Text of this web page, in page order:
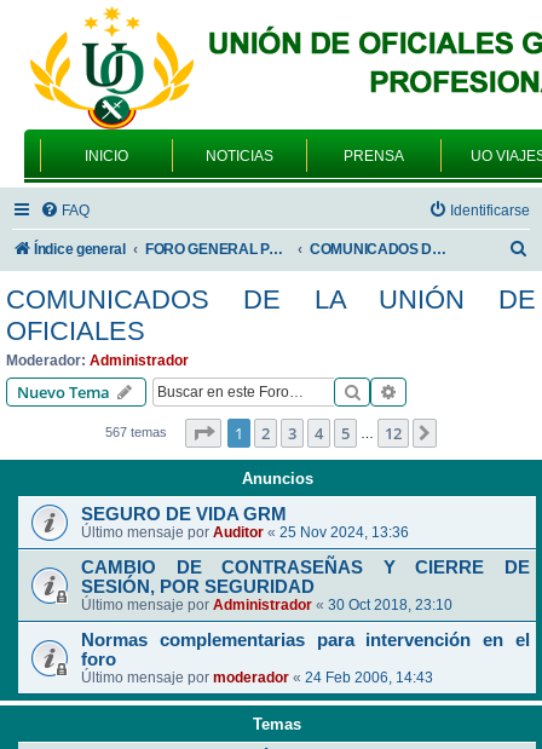
INICIO NOTICIAS PRENSA UO
FAQ Identificarse
Índice general FORO GENERAL PARA TODOS LOS USUARIOS COMUNICADOS DE LA UNIÓN DE OFICIALES
s
COMUNICADOS DE LA UNIÓN DE
OFICIALES
Moderador: Administrador
Nuevo Tema Buscar
567 temas Página de 12
1 2 3 4 5 … 12
Anuncios
SEGURO DE VIDA GRM
Último mensaje por Auditor « 25 Nov 2024, 13:36
CAMBIO DE CONTRASEÑAS Y CIERRE DE
SESIÓN, POR SEGURIDAD
Último mensaje por Administrador « 30 Oct 2018, 23:10
Normas complementarias para intervención en el
foro
Último mensaje por moderador « 24 Feb 2006, 14:43
Temas